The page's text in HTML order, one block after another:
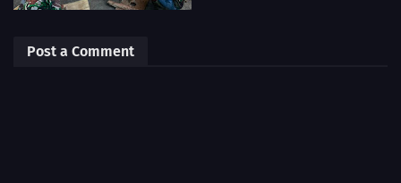
Post a Comment